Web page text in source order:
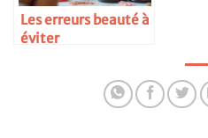
Les erreurs beauté à
éviter